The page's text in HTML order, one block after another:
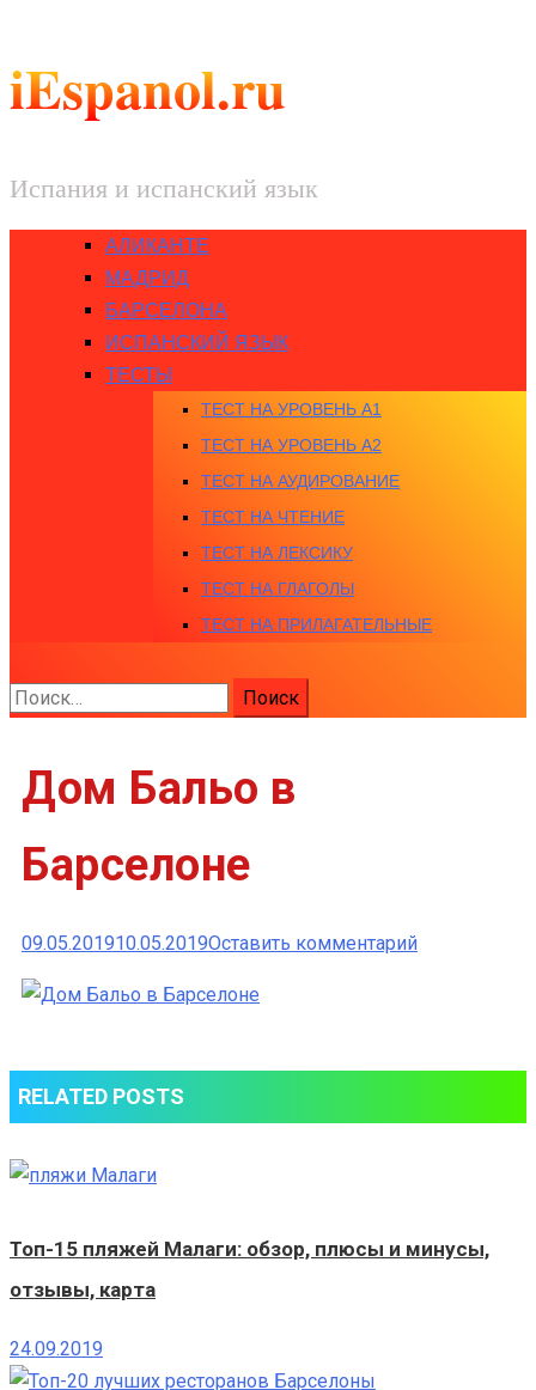
iEspanol.ru
Испания и испанский язык
АЛИКАНТЕ
МАДРИД
БАРСЕЛОНА
ИСПАНСКИЙ ЯЗЫК
ТЕСТЫ
ТЕСТ НА УРОВЕНЬ A1
ТЕСТ НА УРОВЕНЬ A2
ТЕСТ НА АУДИРОВАНИЕ
ТЕСТ НА ЧТЕНИЕ
ТЕСТ НА ЛЕКСИКУ
ТЕСТ НА ГЛАГОЛЫ
ТЕСТ НА ПРИЛАГАТЕЛЬНЫЕ
Найти:
Дом Бальо в
Барселоне
09.05.201910.05.2019Оставить комментарийк
Барселоне
RELATED POSTS
Топ-15 пляжей Малаги: обзор, плюсы и минусы,
отзывы, карта
24.09.2019